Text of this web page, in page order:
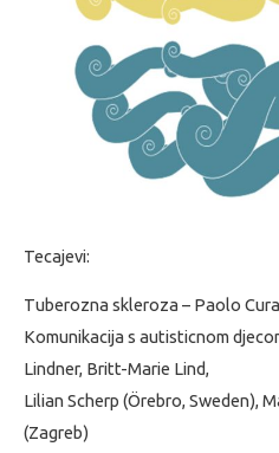
Tecajevi:
Tuberozna skleroza – Paolo
Komunikacija s autisticnom
Lindner, Britt-Marie Lind,
Lilian Scherp (Örebro, Sweden),
(Zagreb)